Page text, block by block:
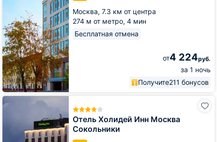
Москва, 7.3 км от центра
274 м от метро, 4 мин
Бесплатная отмена
от4 224руб.
за 1 ночь
Получите211 бонусов
Отель Холидей Инн Москва
Сокольники
Отель
Сокольники